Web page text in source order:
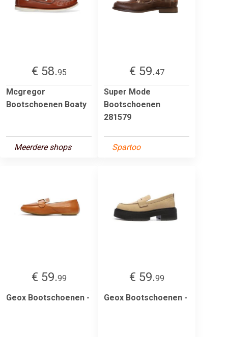
€ 58.95
Mcgregor
Bootschoenen Boaty
Meerdere shops
€ 59.47
Super Mode
Bootschoenen
281579
Spartoo
€ 59.99
Geox Bootschoenen -
€ 59.99
Geox Bootschoenen -